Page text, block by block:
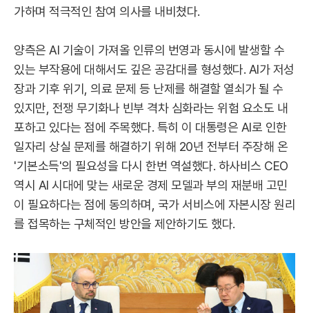
가하며 적극적인 참여 의사를 내비쳤다.
양측은 AI 기술이 가져올 인류의 번영과 동시에 발생할 수
있는 부작용에 대해서도 깊은 공감대를 형성했다. AI가 저성
장과 기후 위기, 의료 문제 등 난제를 해결할 열쇠가 될 수
있지만, 전쟁 무기화나 빈부 격차 심화라는 위험 요소도 내
포하고 있다는 점에 주목했다. 특히 이 대통령은 AI로 인한
일자리 상실 문제를 해결하기 위해 20년 전부터 주장해 온
'기본소득'의 필요성을 다시 한번 역설했다. 하사비스 CEO
역시 AI 시대에 맞는 새로운 경제 모델과 부의 재분배 고민
이 필요하다는 점에 동의하며, 국가 서비스에 자본시장 원리
를 접목하는 구체적인 방안을 제안하기도 했다.